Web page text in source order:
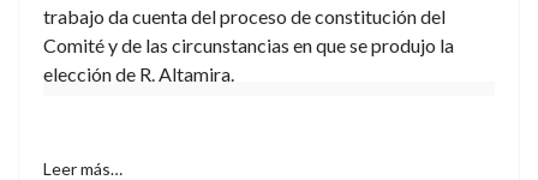
trabajo da cuenta del proceso de constitución del
Comité y de las circunstancias en que se produjo la
elección de R. Altamira.
Leer más…